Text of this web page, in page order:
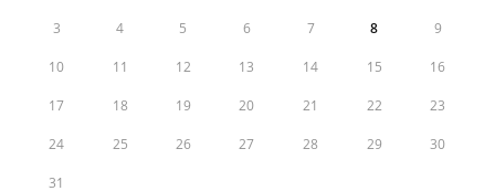
3 4 5 6 7 8 9
10 11 12 13 14 15 16
17 18 19 20 21 22 23
24 25 26 27 28 29 30
31